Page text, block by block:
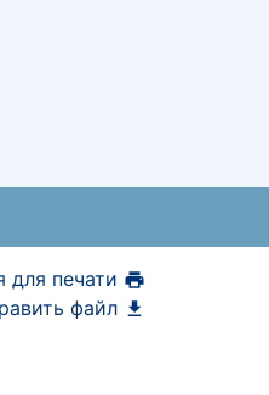
для печати
файл